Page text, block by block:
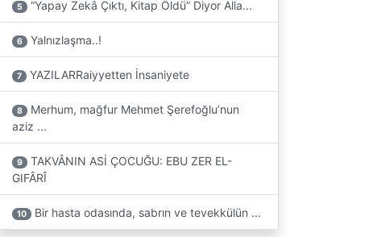
5 “Yapay Zekâ Çıktı, Kitap Öldü” Diyor Alla...
6 Yalnızlaşma..!
7 YAZILARRaiyyetten İnsaniyete
8
Merhum, mağfur Mehmet Şerefoğlu’nun
aziz ...
9
TAKVÂNIN ASİ ÇOCUĞU: EBU ZER EL-
GIFÂRÎ
10 Bir hasta odasında, sabrın ve tevekkülün ...